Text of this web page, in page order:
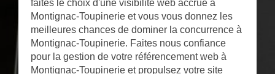
faites le choix d'une visibilité web accrue à
Montignac-Toupinerie et vous vous donnez les
meilleures chances de dominer la concurrence à
Montignac-Toupinerie. Faites nous confiance
pour la gestion de votre référencement web à
Montignac-Toupinerie et propulsez votre site